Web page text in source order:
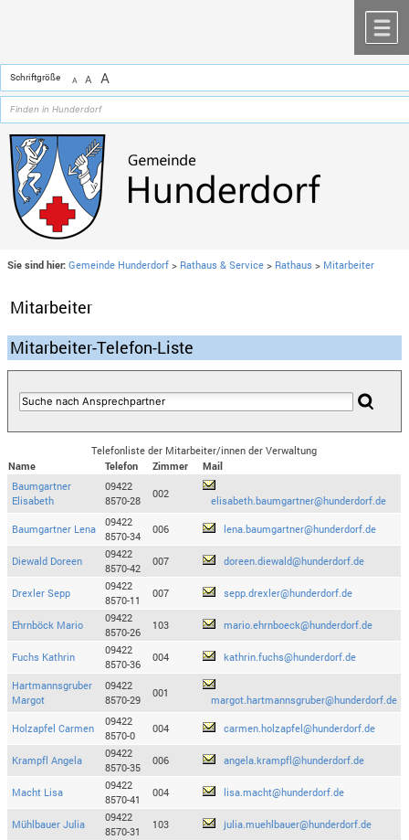
Schriftgröße A A A
Sie sind hier: Gemeinde Hunderdorf > Rathaus & Service > Rathaus > Mitarbeiter
Mitarbeiter
Mitarbeiter-Telefon-Liste
Telefonliste der Mitarbeiter/innen der Verwaltung
Name
Telefon Zimmer
Mail
Baumgartner
Elisabeth
09422
8570-28
002
elisabeth.baumgartner@hunderdorf.de
Baumgartner Lena
09422
8570-34
006 lena.baumgartner@hunderdorf.de
Diewald Doreen
09422
8570-42
007 doreen.diewald@hunderdorf.de
Drexler Sepp
09422
8570-11
007 sepp.drexler@hunderdorf.de
Ehrnböck Mario
09422
8570-26
103 mario.ehrnboeck@hunderdorf.de
Fuchs Kathrin
09422
8570-36
004 kathrin.fuchs@hunderdorf.de
Hartmannsgruber
Margot
09422
8570-29
001
margot.hartmannsgruber@hunderdorf.de
Holzapfel Carmen
09422
8570-0
004 carmen.holzapfel@hunderdorf.de
Krampfl Angela
09422
8570-35
006 angela.krampfl@hunderdorf.de
Macht Lisa
09422
8570-41
004 lisa.macht@hunderdorf.de
Mühlbauer Julia
09422
8570-31
103 julia.muehlbauer@hunderdorf.de